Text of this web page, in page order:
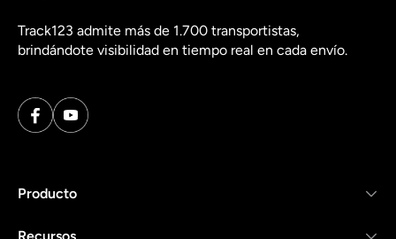
Track123 admite más de 1.700 transportistas,
brindándote visibilidad en tiempo real en cada envío.
Producto